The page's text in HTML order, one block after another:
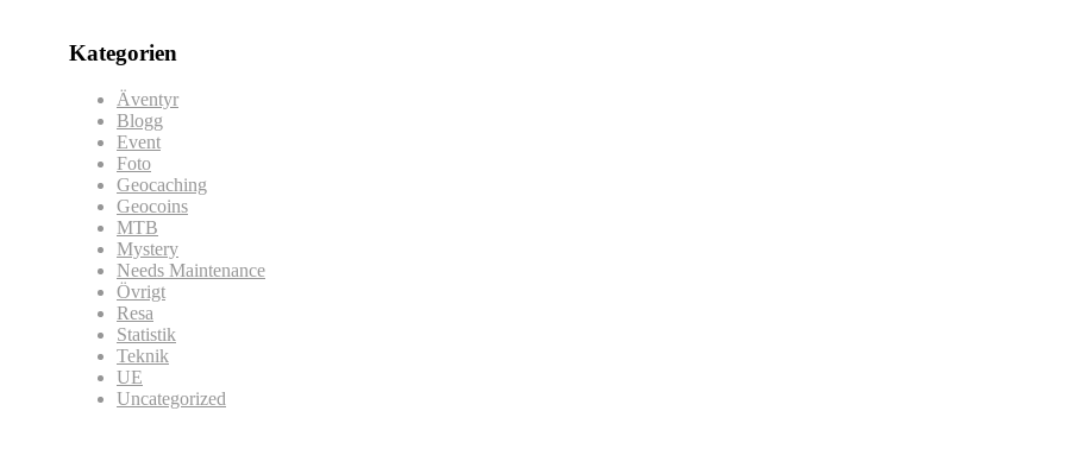
Kategorien
Äventyr
Blogg
Event
Foto
Geocaching
Geocoins
MTB
Mystery
Needs Maintenance
Övrigt
Resa
Statistik
Teknik
UE
Uncategorized